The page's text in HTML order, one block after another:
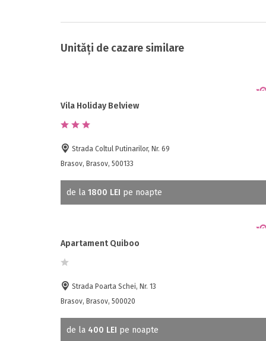
Unități de cazare similare
Vila Holiday Belview
Strada Coltul Putinarilor, Nr. 69
Brasov, Brasov, 500133
de la 1800 LEI pe noapte
Apartament Quiboo
Strada Poarta Schei, Nr. 13
Brasov, Brasov, 500020
de la 400 LEI pe noapte